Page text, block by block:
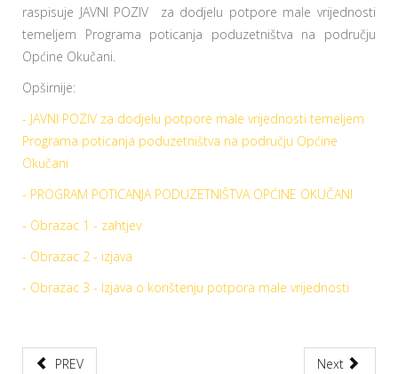
raspisuje JAVNI POZIV za dodjelu potpore male vrijednosti
temeljem Programa poticanja poduzetništva na području
Općine Okučani.
Opširnije:
- JAVNI POZIV za dodjelu potpore male vrijednosti temeljem
Programa poticanja poduzetništva na području Općine
Okučani
- PROGRAM POTICANJA PODUZETNIŠTVA OPĆINE OKUČANI
- Obrazac 1 - zahtjev
- Obrazac 2 - izjava
- Obrazac 3 - Izjava o korištenju potpora male vrijednosti
PREV Next